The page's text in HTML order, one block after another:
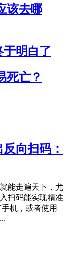
该去哪
于明白了
死亡？
向扫码：
能走遍天下，尤
扫码能实现精准
机，或者使用